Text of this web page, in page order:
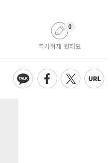
추가취재 원해요
0